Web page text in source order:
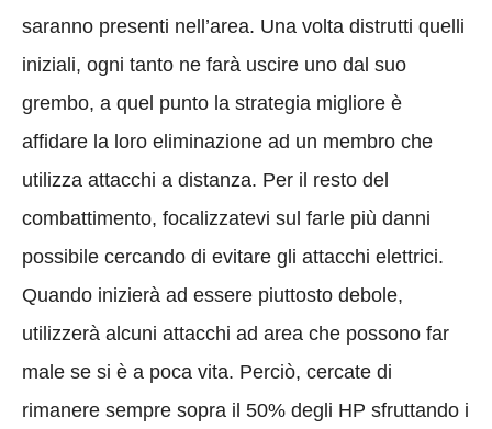
saranno presenti nell’area. Una volta distrutti quelli
iniziali, ogni tanto ne farà uscire uno dal suo
grembo, a quel punto la strategia migliore è
affidare la loro eliminazione ad un membro che
utilizza attacchi a distanza. Per il resto del
combattimento, focalizzatevi sul farle più danni
possibile cercando di evitare gli attacchi elettrici.
Quando inizierà ad essere piuttosto debole,
utilizzerà alcuni attacchi ad area che possono far
male se si è a poca vita. Perciò, cercate di
rimanere sempre sopra il 50% degli HP sfruttando i